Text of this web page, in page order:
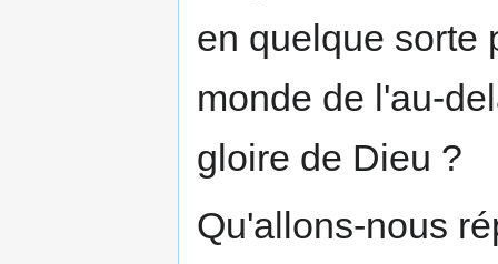
en quelque sorte
monde de l'au-
gloire de Dieu ?
Qu'allons-nous